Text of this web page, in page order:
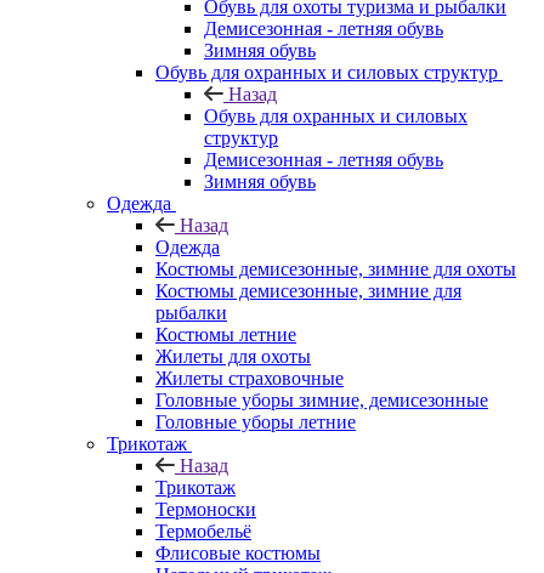
Обувь для охоты туризма и рыбалки
Демисезонная - летняя обувь
Зимняя обувь
Обувь для охранных и силовых структур
Назад
Обувь для охранных и силовых
структур
Демисезонная - летняя обувь
Зимняя обувь
Одежда
Назад
Одежда
Костюмы демисезонные, зимние для охоты
Костюмы демисезонные, зимние для
рыбалки
Костюмы летние
Жилеты для охоты
Жилеты страховочные
Головные уборы зимние, демисезонные
Головные уборы летние
Трикотаж
Назад
Трикотаж
Термоноски
Термобельё
Флисовые костюмы